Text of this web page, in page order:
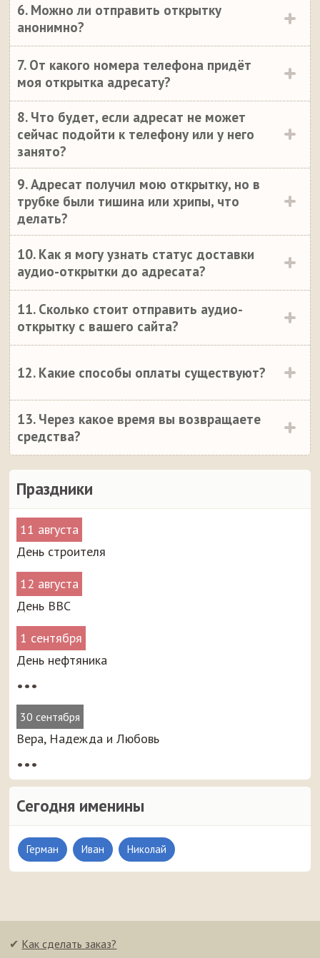
Праздники
11 августа
День строителя
12 августа
День ВВС
1 сентября
День нефтяника
•••
30 сентября
Вера, Надежда и Любовь
•••
Сегодня именины
Герман Иван Николай
6. Можно ли отправить открытку
анонимно?
7. От какого номера телефона придёт
моя открытка адресату?
8. Что будет, если адресат не может
сейчас подойти к телефону или у него
занято?
9. Адресат получил мою открытку, но в
трубке были тишина или хрипы, что
делать?
10. Как я могу узнать статус доставки
аудио-открытки до адресата?
11. Сколько стоит отправить аудио-
открытку с вашего сайта?
12. Какие способы оплаты существуют?
13. Через какое время вы возвращаете
средства?
✔ Как сделать заказ?